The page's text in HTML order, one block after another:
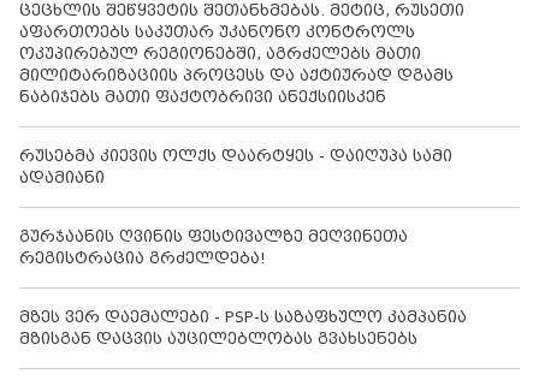
ცეცხლის შეწყვეტის შეთანხმებას. მეტიც, რუსეთი
აფართოებს საკუთარ უკანონო კონტროლს
ოკუპირებულ რეგიონებში, აგრძელებს მათი
მილიტარიზაციის პროცესს და აქტიურად დგამს
ნაბიჯებს მათი ფაქტობრივი ანექსიისკენ
რუსებმა კიევის ოლქს დაარტყეს - დაიღუპა სამი
ადამიანი
გურჯაანის ღვინის ფესტივალზე მეღვინეთა
რეგისტრაცია გრძელდება!
მზეს ვერ დაემალები - PSP-ს საზაფხულო კამპანია
მზისგან დაცვის აუცილებლობას გვახსენებს